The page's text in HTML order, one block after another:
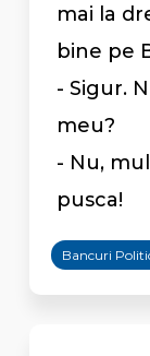
mai la
bine pe
- Sigur.
meu?
- Nu,
pusca!
Bancuri